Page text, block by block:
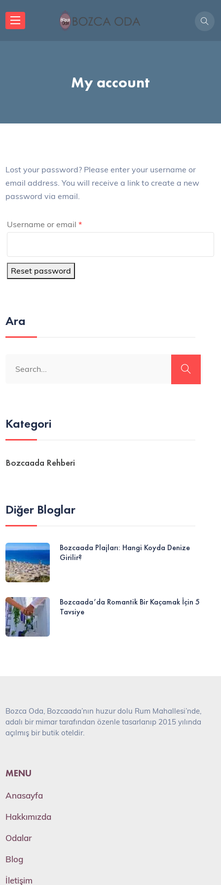
My account
Lost your password? Please enter your username or
email address. You will receive a link to create a new
password via email.
Username or email*
Reset password
Ara
Kategori
Bozcaada Rehberi
Diğer Bloglar
Bozcaada Plajları: Hangi Koyda Denize
Girilir?
Bozcaada’da Romantik Bir Kaçamak İçin 5
Tavsiye
Bozca Oda, Bozcaada’nın huzur dolu Rum Mahallesi’nde,
adalı bir mimar tarafından özenle tasarlanıp 2015 yılında
açılmış bir butik oteldir.
MENU
Anasayfa
Hakkımızda
Odalar
Blog
İletişim